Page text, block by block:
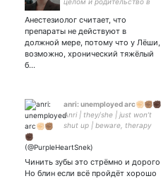
изречения моих
головастиков, – истории из
жизни, обычно тяжёлые.
Велком!
Анестезиолог считает, что
препараты не действуют в
должной мере, потому что у Лёши,
возможно, хронический тяжёлый
б…
anri: unemployed arc✊🏻✊🏽✊🏿
Anri | they/she | just won’t
shut up | beware, therapy
‘96
Чинить зубы это стрёмно и дорого
Но блин если всё пройдёт хорошо